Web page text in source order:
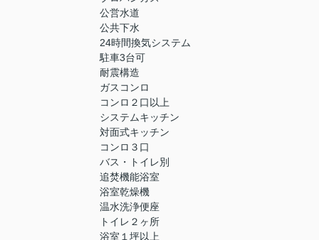
公営水道
公共下水
24時間換気システム
駐車3台可
耐震構造
ガスコンロ
コンロ２口以上
システムキッチン
対面式キッチン
コンロ３口
バス・トイレ別
追焚機能浴室
浴室乾燥機
温水洗浄便座
トイレ２ヶ所
浴室１坪以上